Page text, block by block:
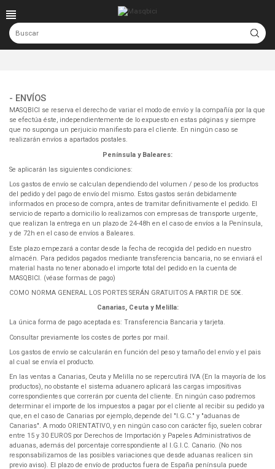
- ENVÍOS
MASQBICI se reserva el derecho de variar el modo de envío y la compañía por la que
se efectúa éste, independientemente de lo expuesto en estas páginas y siempre
que no suponga un perjuicio manifiesto para el cliente. En ningún caso se
realizarán envíos a apartados postales.
Península y Baleares:
Se aplicarán las siguientes condiciones:
Los gastos de envío se calculan dependiendo del volumen / peso de los productos
del pedido y del pago de envío del mismo. Estos gastos serán debidamente
informados en proceso de compra, antes de tramitar definitivamente el pedido. El
servicio de reparto a domicilio lo realizamos con empresas de transporte urgente,
que realizan la entrega en un plazo de 24-48h en el caso de envíos a la Península,
y de 72h en el caso de envíos a Baleares.
Este plazo empezará a contar desde la fecha de recogida del pedido en nuestro
almacén. Para pedidos pagados mediante transferencia bancaria, no se enviará el
material hasta no tener abonado el importe total del pedido en la cuenta de
MASQBICI. (véase formas de pago)
COMO NORMA GENERAL LOS PORTES SERÁN GRATUITOS A PARTIR DE 50€.
Canarias, Ceuta y Melilla:
La única forma de pago aceptada es: Transferencia Bancaria y tarjeta.
Consultar previamente los costes de portes por mail.
Los gastos de envío se calcularán en función del peso y tamaño del envío y el pais
al cual se envía el producto.
En las ventas a Canarias, Ceuta y Melilla no se repercutirá IVA (En la mayoría de los
productos), no obstante el sistema aduanero aplicará las cargas impositivas
correspondientes que correrán por cuenta del cliente. En ningún caso podremos
determinar el importe de los impuestos a pagar por el cliente al recibir su pedido ya
que, en el caso de Canarias por ejemplo, depende del "I.G.C." y "aduanas de
Canarias". A modo ORIENTATIVO, y en ningún caso con carácter fijo, suelen cobrar
entre 15 y 30 EUROS por Derechos de Importación y Papeles Administrativos de
aduanas, además del porcentaje correspondiente al I.G.I.C. Canario. (No nos
responsabilizamos de las posibles variaciones que desde aduanas realicen sin
previo aviso). El plazo de envío de productos fuera de España península puede